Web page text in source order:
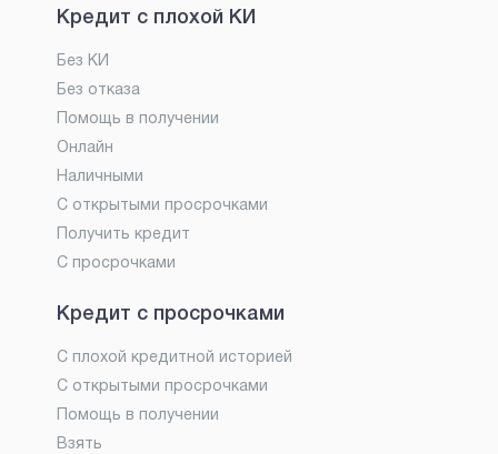
Кредит с плохой КИ
Без КИ
Без отказа
Помощь в получении
Онлайн
Наличными
С открытыми просрочками
Получить кредит
С просрочками
Кредит с просрочками
С плохой кредитной историей
С открытыми просрочками
Помощь в получении
Взять